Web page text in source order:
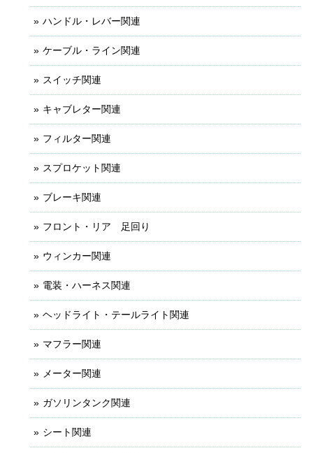
ハンドル・レバー関連
ケーブル・ライン関連
スイッチ関連
キャブレター関連
フィルター関連
スプロケット関連
ブレーキ関連
フロント・リア 足回り
ウィンカー関連
電装・ハーネス関連
ヘッドライト・テールライト関連
マフラー関連
メーター関連
ガソリンタンク関連
シート関連